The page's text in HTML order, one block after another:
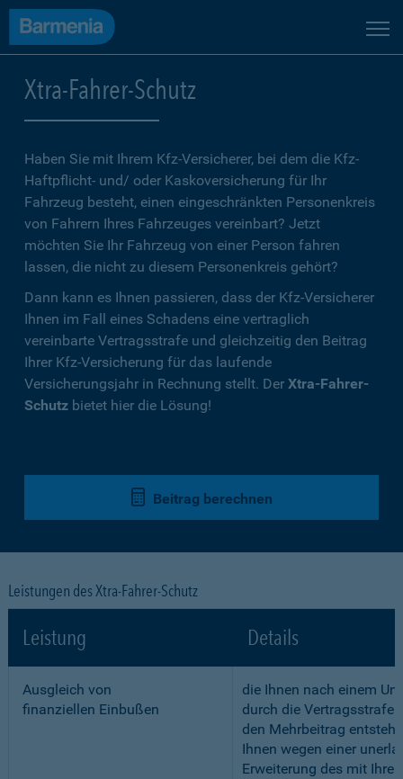
Xtra-Fahrer-Schutz
Haben Sie mit Ihrem Kfz-Versicherer, bei dem die Kfz-
Haftpflicht- und/ oder Kaskoversicherung für Ihr
Fahrzeug besteht, einen eingeschränkten Personenkreis
von Fahrern Ihres Fahrzeuges vereinbart? Jetzt
möchten Sie Ihr Fahrzeug von einer Person fahren
lassen, die nicht zu diesem Personenkreis gehört?
Dann kann es Ihnen passieren, dass der Kfz-Versicherer
Ihnen im Fall eines Schadens eine vertraglich
vereinbarte Vertragsstrafe und gleichzeitig den Beitrag
Ihrer Kfz-Versicherung für das laufende
Versicherungsjahr in Rechnung stellt. Der Xtra-Fahrer-
Schutz bietet hier die Lösung!
Beitrag berechnen
Leistungen des Xtra-Fahrer-Schutz
Leistung Details
Ausgleich von
finanziellen Einbußen
die Ihnen nach einem
durch die Vertragsstrafe
den Mehrbeitrag
Ihnen wegen einer
Erweiterung des mit